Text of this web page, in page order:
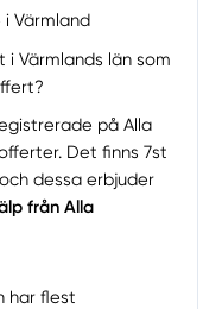
Värmland
Värmlands län som
på Alla
Det finns 7st
dessa erbjuder
från Alla
har flest